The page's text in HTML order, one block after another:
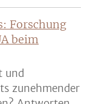
Forschung
beim
und
zunehmender